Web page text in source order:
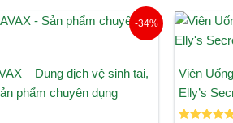
-34%
– Dung dịch vệ sinh tai,
phẩm chuyên dụng
₫.
Giá
259.000 ₫.
Viên
Elly’s